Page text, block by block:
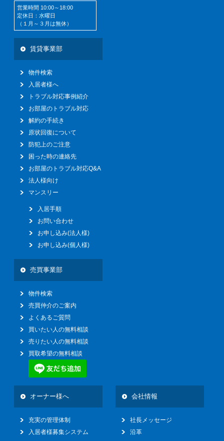
営業時間 10:00～18:00
定休日：水曜日
（１月～３月は無休）
賃貸事業部
物件検索
入居者様へ
トラブル対応事例紹介
お部屋のトラブル対応
解約の手続き
原状回復について
防犯上のご注意
困った時の連絡先
お部屋のトラブル対応Q&A
法人様向け
マンスリー
入居手順
お問い合わせ
お申し込み(法人様)
お申し込み(個人様)
売買事業部
物件検索
売買仲介のご案内
よくあるご質問
買いたい人の無料相談
売りたい人の無料相談
買取希望の無料相談
オーナー様へ
充実の管理体制
入居者様募集システム
会社情報
社長メッセージ
沿革